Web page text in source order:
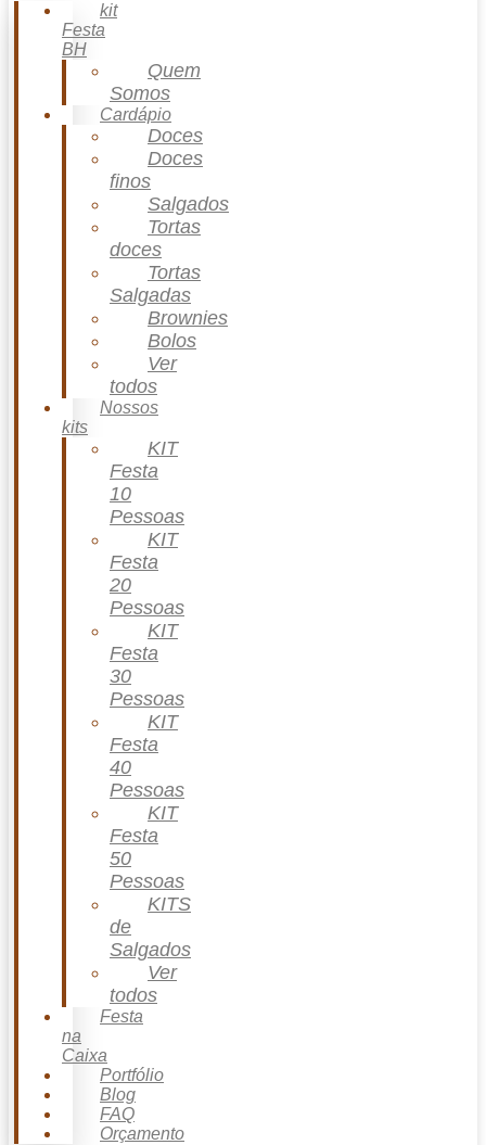
kit
Festa
BH
Quem
Somos
Cardápio
Doces
Doces
finos
Salgados
Tortas
doces
Tortas
Salgadas
Brownies
Bolos
Ver
todos
Nossos
kits
KIT
Festa
10
Pessoas
KIT
Festa
20
Pessoas
KIT
Festa
30
Pessoas
KIT
Festa
40
Pessoas
KIT
Festa
50
Pessoas
KITS
de
Salgados
Ver
todos
Festa
na
Caixa
Portfólio
Blog
FAQ
Orçamento